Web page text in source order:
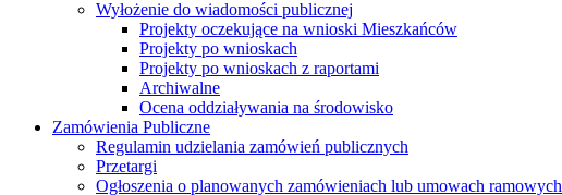
Wyłożenie do wiadomości publicznej
Projekty oczekujące na wnioski Mieszkańców
Projekty po wnioskach
Projekty po wnioskach z raportami
Archiwalne
Ocena oddziaływania na środowisko
Zamówienia Publiczne
Regulamin udzielania zamówień publicznych
Przetargi
Ogłoszenia o planowanych zamówieniach lub umowach ramowych